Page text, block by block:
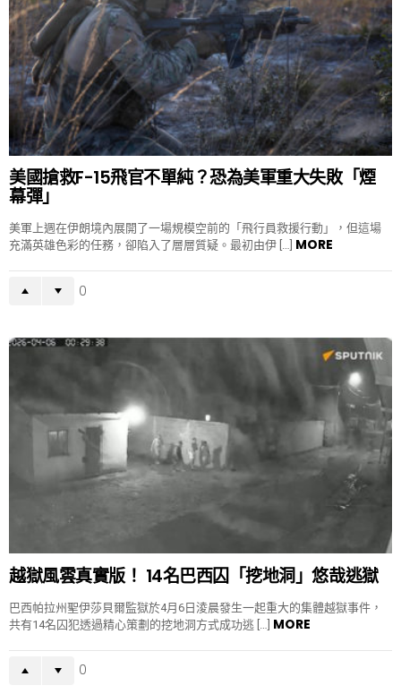
美國搶救F-15飛官不單純？恐為美軍重大失敗「煙
幕彈」
美軍上週在伊朗境內展開了一場規模空前的「飛行員救援行動」，但這場
充滿英雄色彩的任務，卻陷入了層層質疑。最初由伊 […] MORE
0
越獄風雲真實版！ 14名巴西囚「挖地洞」悠哉逃獄
巴西帕拉州聖伊莎貝爾監獄於4月6日淩晨發生一起重大的集體越獄事件，
共有14名囚犯透過精心策劃的挖地洞方式成功逃 […] MORE
0